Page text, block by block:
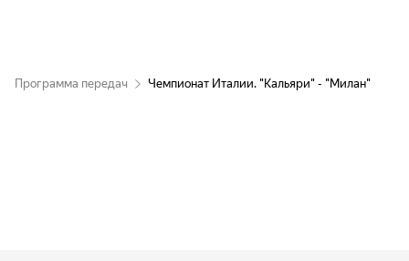
Программа передач Чемпионат Италии. "Кальяри" - "Милан"